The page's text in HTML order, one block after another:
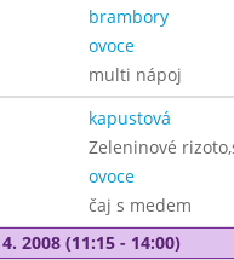
brambory
ovoce
multi nápoj
kapustová
Zeleninové
ovoce
čaj s medem
2008 (11:15 - 14:00)